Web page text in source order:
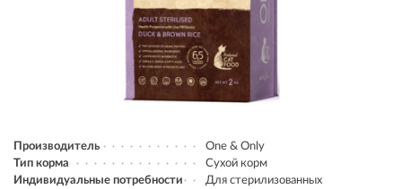
Производитель
One & Only
Тип корма
Сухой корм
Индивидуальные потребности
Для стерилизованных